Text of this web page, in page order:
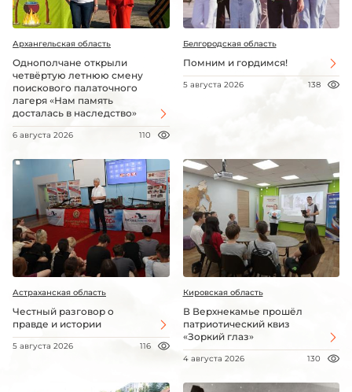
Архангельская область
Однополчане открыли
четвёртую летнюю смену
поискового палаточного
лагеря «Нам память
досталась в наследство»
6 августа 2026 110
Белгородская область
Помним и гордимся!
5 августа 2026 138
Астраханская область
Честный разговор о
правде и истории
5 августа 2026 116
Кировская область
В Верхнекамье прошёл
патриотический квиз
«Зоркий глаз»
4 августа 2026 130